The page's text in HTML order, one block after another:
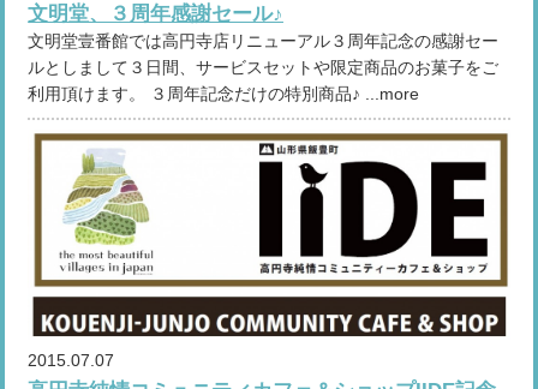
文明堂、３周年感謝セール♪
文明堂壹番館では高円寺店リニューアル３周年記念の感謝セー
ルとしまして３日間、サービスセットや限定商品のお菓子をご
利用頂けます。 ３周年記念だけの特別商品♪ ...more
2015.07.07